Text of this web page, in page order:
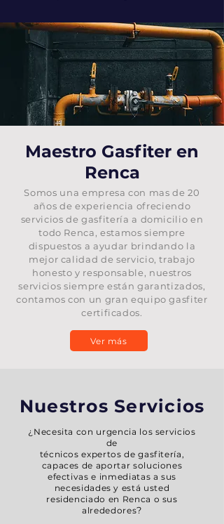
Maestro Gasfiter en
Renca
Somos una empresa con mas de 20
años de experiencia ofreciendo
servicios de gasfitería a domicilio en
todo Renca, estamos siempre
dispuestos a ayudar brindando la
mejor calidad de servicio, trabajo
honesto y responsable, nuestros
servicios siempre están garantizados,
contamos con un gran equipo gasfiter
certificados.
Ver más
Nuestros Servicios
¿Necesita con urgencia los servicios
de
técnicos expertos de gasfitería,
capaces de aportar soluciones
efectivas e inmediatas a sus
necesidades y está usted
residenciado en Renca o sus
alrededores?